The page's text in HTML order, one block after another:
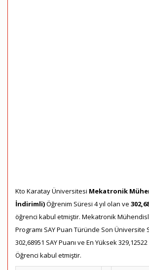
Kto Karatay Üniversitesi Mekatronik
İndirimli)Öğrenim Süresi 4 yıl olan ve
öğrenci kabul etmiştir. Mekatronik
Programı SAY Puan Türünde Son Üniversite
302,68951 SAY Puanı ve En Yüksek 329,12522
Öğrenci kabul etmiştir.